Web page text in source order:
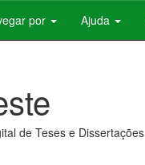
por Ajuda
de Teses e Dissertações